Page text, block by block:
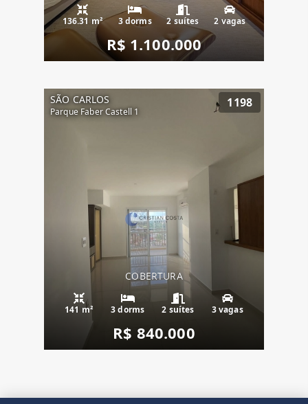
136.31 m² 3 dorms 2 suítes 2 vagas
R$ 1.100.000
SÃO CARLOS
Parque Faber Castell 1
1198
COBERTURA
141 m² 3 dorms 2 suítes 3 vagas
R$ 840.000